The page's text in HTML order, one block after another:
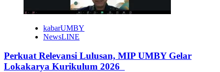
kabarUMBY
NewsLINE
Perkuat Relevansi Lulusan, MIP UMBY Gelar
Lokakarya Kurikulum 2026